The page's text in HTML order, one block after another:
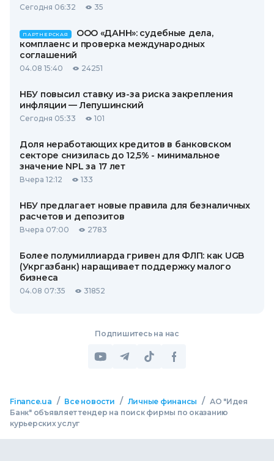
Сегодня 06:32 35
ПАРТНЕРСКАЯ
ООО «ДАНН»: судебные дела,
комплаенс и проверка международных
соглашений
04.08 15:40 24251
НБУ повысил ставку из-за риска закрепления
инфляции — Лепушинский
Сегодня 05:33 101
Доля неработающих кредитов в банковском
секторе снизилась до 12,5% - минимальное
значение NPL за 17 лет
Вчера 12:12 133
НБУ предлагает новые правила для безналичных
расчетов и депозитов
Вчера 07:00 2783
Более полумиллиарда гривен для ФЛП: как UGB
(Укргазбанк) наращивает поддержку малого
бизнеса
04.08 07:35 31852
Подпишитесь на нас
Finance.ua / Все новости / Личные финансы / АО "Идея
Банк" объявляет тендер на поиск фирмы по оказанию
курьерских услуг